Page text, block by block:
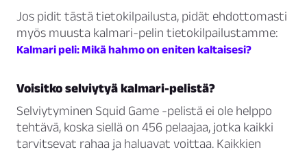
Jos pidit tästä tietokilpailusta, pidät ehdottomasti
myös muusta kalmari-pelin tietokilpailustamme:
Kalmari peli: Mikä hahmo on eniten kaltaisesi?
Voisitko selviytyä kalmari-pelistä?
Selviytyminen Squid Game -pelistä ei ole helppo
tehtävä, koska siellä on 456 pelaajaa, jotka kaikki
tarvitsevat rahaa ja haluavat voittaa. Kaikkien